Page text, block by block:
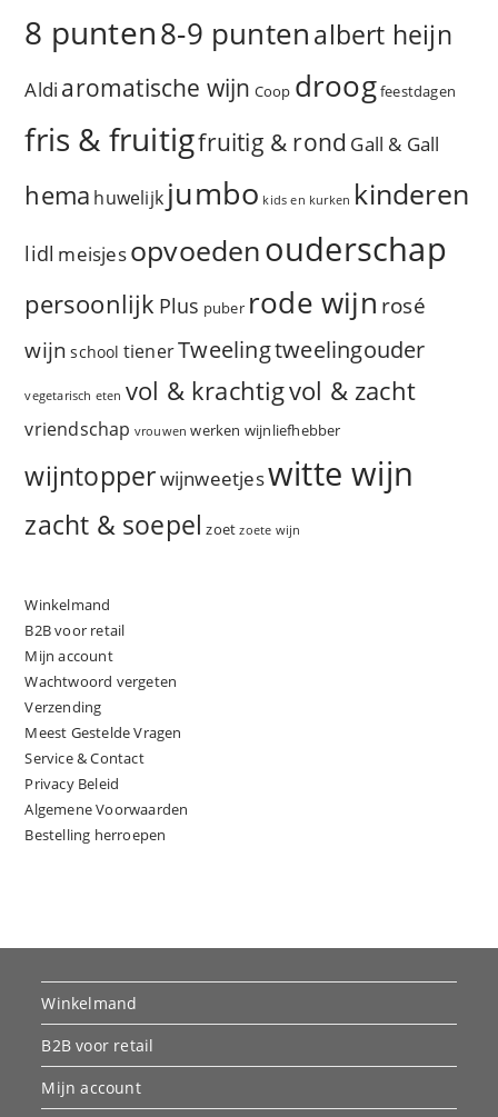
8 punten8-9 puntenalbert heijn
Aldi aromatische wijn Coop droogfeestdagen
fris & fruitigfruitig & rond Gall & Gall
hema huwelijk jumbo kids en kurken kinderen
lidl meisjesopvoedenouderschap
persoonlijk Plus puber rode wijn rosé
wijn school tienerTweelingtweelingouder
vegetarisch eten vol & krachtigvol & zacht
vriendschap vrouwen werken wijnliefhebber
wijntopperwijnweetjeswitte wijn
zacht & soepel zoet zoete wijn
Winkelmand
B2B voor retail
Mijn account
Wachtwoord vergeten
Verzending
Meest Gestelde Vragen
Service & Contact
Privacy Beleid
Algemene Voorwaarden
Bestelling herroepen
Winkelmand
B2B voor retail
Mijn account